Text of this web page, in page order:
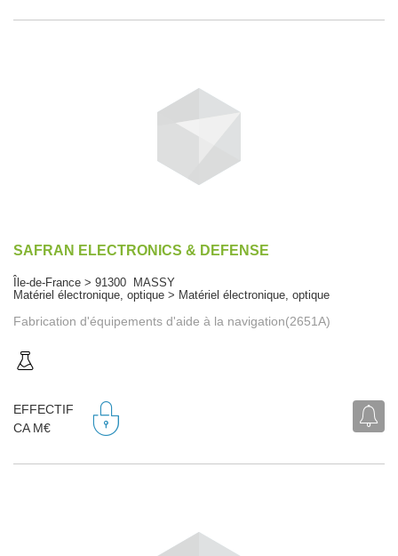
SAFRAN ELECTRONICS & DEFENSE
Île-de-France > 91300 MASSY
Matériel électronique, optique > Matériel électronique, optique
Fabrication d'équipements d'aide à la navigation(2651A)
EFFECTIF
CA M€